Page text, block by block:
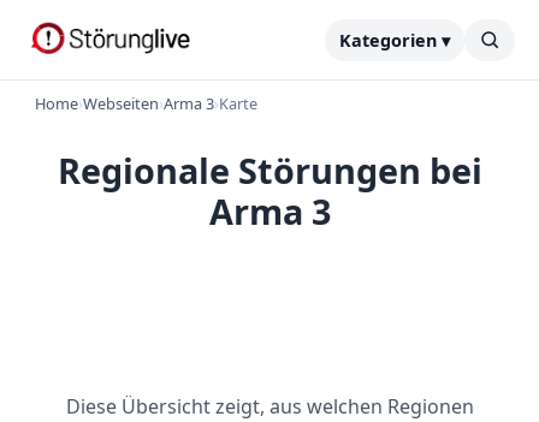
Kategorien ▾
Home›Webseiten›Arma 3›Karte
Regionale Störungen bei
Arma 3
Diese Übersicht zeigt, aus welchen Regionen